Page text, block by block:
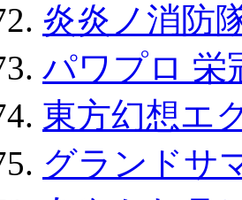
炎炎ノ消防
パワプロ 栄
東方幻想エ
グランドサ